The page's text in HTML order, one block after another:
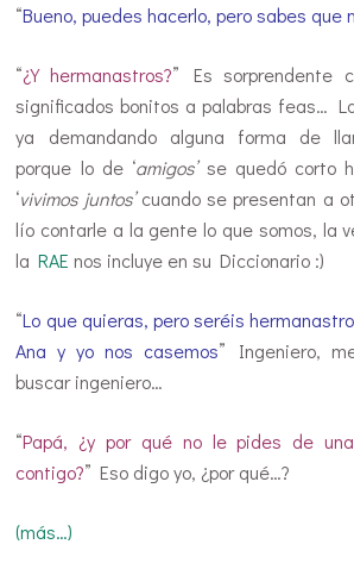
“Bueno, puedes hacerlo, pero sabes que
“¿Y hermanastros?” Es sorprendente
significados bonitos a palabras feas…
ya demandando alguna forma de
porque lo de ‘amigos’se quedó corto
‘vivimos juntos’cuando se presentan a
lío contarle a la gente lo que somos, la
laRAE nos incluye en su Diccionario :)
“Lo que quieras, pero seréis
Ana y yo nos casemos” Ingeniero,
buscar ingeniero…
“Papá, ¿y por qué no le pides de
contigo?” Eso digo yo, ¿por qué…?
(más…)